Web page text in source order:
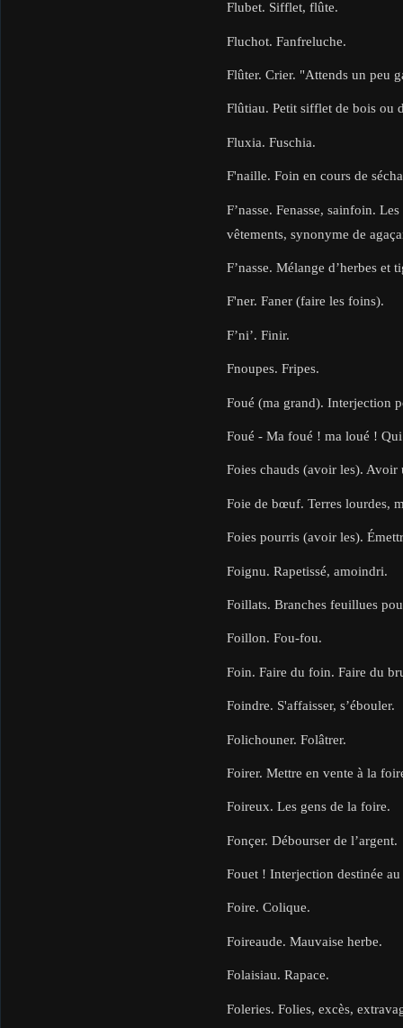
Flubet. Sifflet, flûte.
Fluchot. Fanfreluche.
Flûter. Crier. "Attends un peu
Flûtiau. Petit sifflet de bois ou
Fluxia. Fuschia.
F'naille. Foin en cours de
F’nasse. Fenasse, sainfoin.
vêtements, synonyme de
F’nasse. Mélange d’herbes et
F'ner. Faner (faire les foins).
F’ni’. Finir.
Fnoupes. Fripes.
Foué (ma grand). Interjection
Foué - Ma foué ! ma loué !
Foies chauds (avoir les). Avoir
Foie de bœuf. Terres lourdes,
Foies pourris (avoir les).
Foignu. Rapetissé, amoindri.
Foillats. Branches feuillues
Foillon. Fou-fou.
Foin. Faire du foin. Faire du
Foindre. S'affaisser, s’ébouler.
Folichouner. Folâtrer.
Foirer. Mettre en vente à la
Foireux. Les gens de la foire.
Fonçer. Débourser de l’argent.
Fouet ! Interjection destinée
Foire. Colique.
Foireaude. Mauvaise herbe.
Folaisiau. Rapace.
Foleries. Folies, excès,